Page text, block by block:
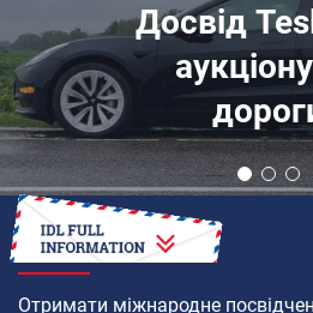
Досвід
ЯК
Отримати міжнародне